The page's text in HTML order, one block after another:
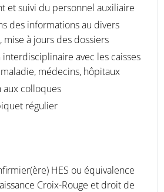
et suivi du personnel auxiliaire
des informations au divers
mise à jours des dossiers
avec les caisses
médecins, hôpitaux
aux colloques
régulier
HES ou équivalence
Croix-Rouge et droit de